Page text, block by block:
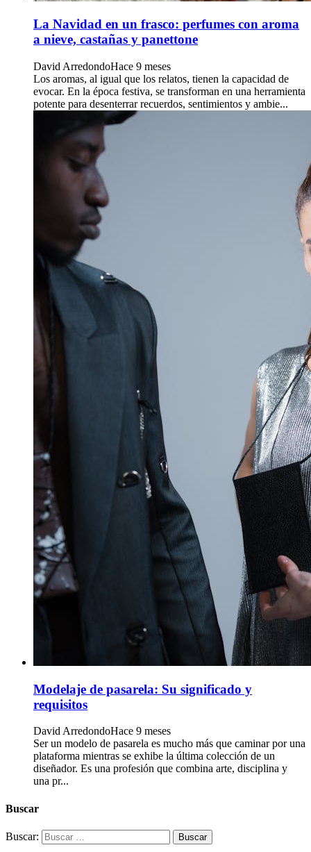
La Navidad en un frasco: perfumes con aroma
a nieve, castañas y panettone
David ArredondoHace 9 meses
Los aromas, al igual que los relatos, tienen la capacidad de
evocar. En la época festiva, se transforman en una herramienta
potente para desenterrar recuerdos, sentimientos y ambie...
Modelaje de pasarela: Su significado y
requisitos
David ArredondoHace 9 meses
Ser un modelo de pasarela es mucho más que caminar por una
plataforma mientras se exhibe la última colección de un
diseñador. Es una profesión que combina arte, disciplina y
una pr...
Buscar
Buscar: